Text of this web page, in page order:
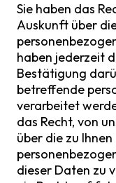
Sie haben das
Auskunft über
haben jederzeit
Bestätigung
betreffende
verarbeitet
das Recht, von
über die zu
dieser Daten zu